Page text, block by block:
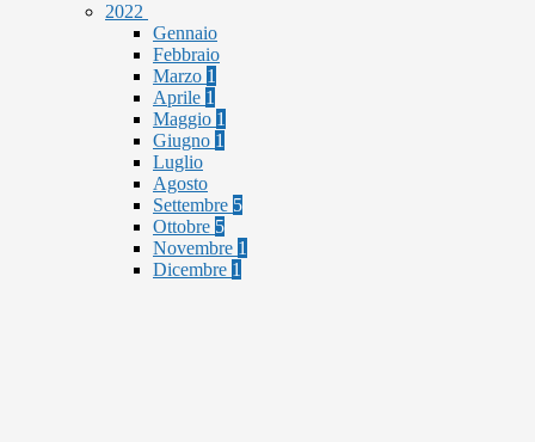
2022
Gennaio
Febbraio
Marzo 1
Aprile 1
Maggio 1
Giugno 1
Luglio
Agosto
Settembre 5
Ottobre 5
Novembre 1
Dicembre 1